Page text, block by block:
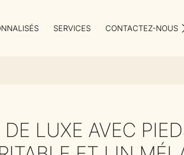
SERVICES CONTACTEZ-NOUS
LUXE AVEC